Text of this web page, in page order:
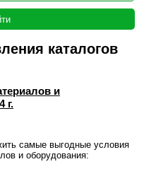
каталогов
и
г.
самые выгодные условия
и оборудования: